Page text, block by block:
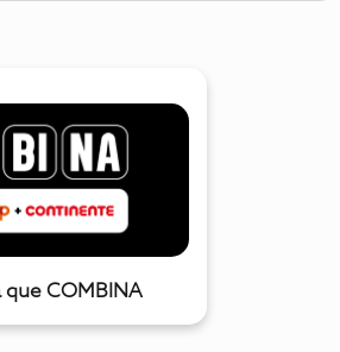
que COMBINA